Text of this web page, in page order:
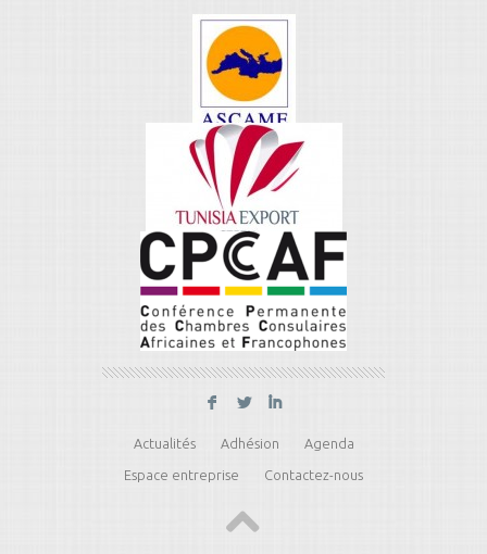
F L I
Actualités Adhésion Agenda
Espace entreprise Contactez-nous